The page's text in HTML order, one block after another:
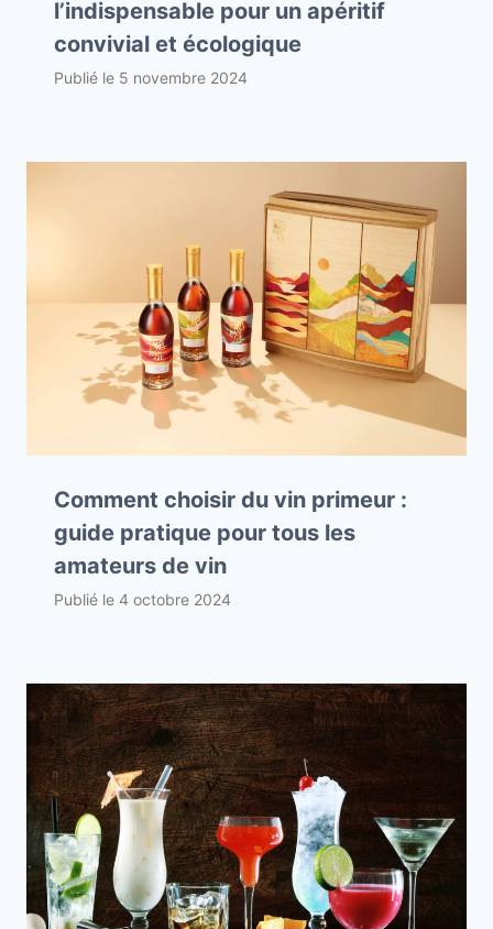
l’indispensable pour un apéritif
convivial et écologique
Publié le 5 novembre 2024
Comment choisir du vin primeur :
guide pratique pour tous les
amateurs de vin
Publié le 4 octobre 2024